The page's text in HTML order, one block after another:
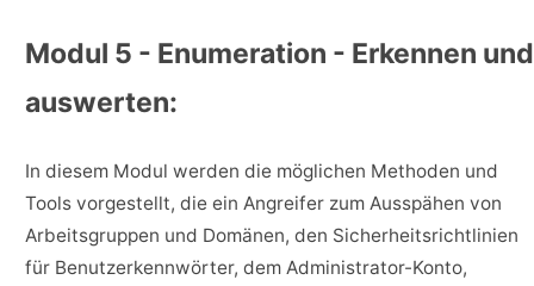
Modul 5 - Enumeration - Erkennen und
auswerten:
In diesem Modul werden die möglichen Methoden und
Tools vorgestellt, die ein Angreifer zum Ausspähen von
Arbeitsgruppen und Domänen, den Sicherheitsrichtlinien
für Benutzerkennwörter, dem Administrator-Konto,